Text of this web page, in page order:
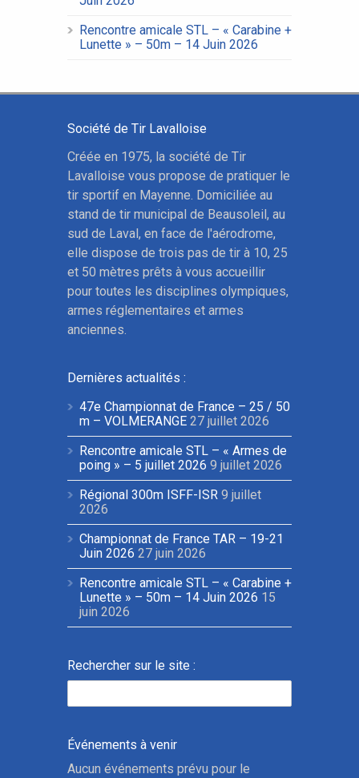
Rencontre amicale STL – « Carabine +
Lunette » – 50m – 14 Juin 2026
Société de Tir Lavalloise
Créée en 1975, la société de Tir
Lavalloise vous propose de pratiquer le
tir sportif en Mayenne. Domiciliée au
stand de tir municipal de Beausoleil, au
sud de Laval, en face de l'aérodrome,
elle dispose de trois pas de tir à 10, 25
et 50 mètres prêts à vous accueillir
pour toutes les disciplines olympiques,
armes réglementaires et armes
anciennes.
Dernières actualités :
47e Championnat de France – 25 / 50
m – VOLMERANGE 27 juillet 2026
Rencontre amicale STL – « Armes de
poing » – 5 juillet 2026 9 juillet 2026
Régional 300m ISFF-ISR 9 juillet
2026
Championnat de France TAR – 19-21
Juin 2026 27 juin 2026
Rencontre amicale STL – « Carabine +
Lunette » – 50m – 14 Juin 2026 15
juin 2026
Rechercher sur le site :
Événements à venir
Aucun événements prévu pour le